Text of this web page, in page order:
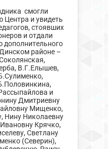
смогли
Центра и увидеть
стоявших
и отдали
дополнительного
районе –
В.Г.Елышев,
и
Дмитриевну
Мищенко,
Нину Николаевну
Крячко,
Светлану
(Северин),